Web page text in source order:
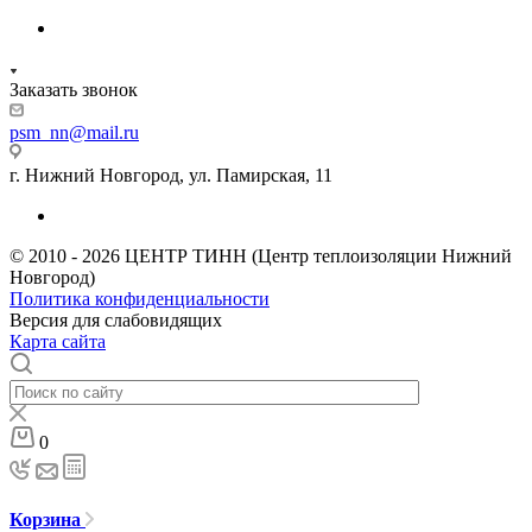
Заказать звонок
psm_nn@mail.ru
г. Нижний Новгород, ул. Памирская, 11
© 2010 - 2026 ЦЕНТР ТИНН (Центр теплоизоляции Нижний
Новгород)
Политика конфиденциальности
Версия для слабовидящих
Карта сайта
0
Корзина